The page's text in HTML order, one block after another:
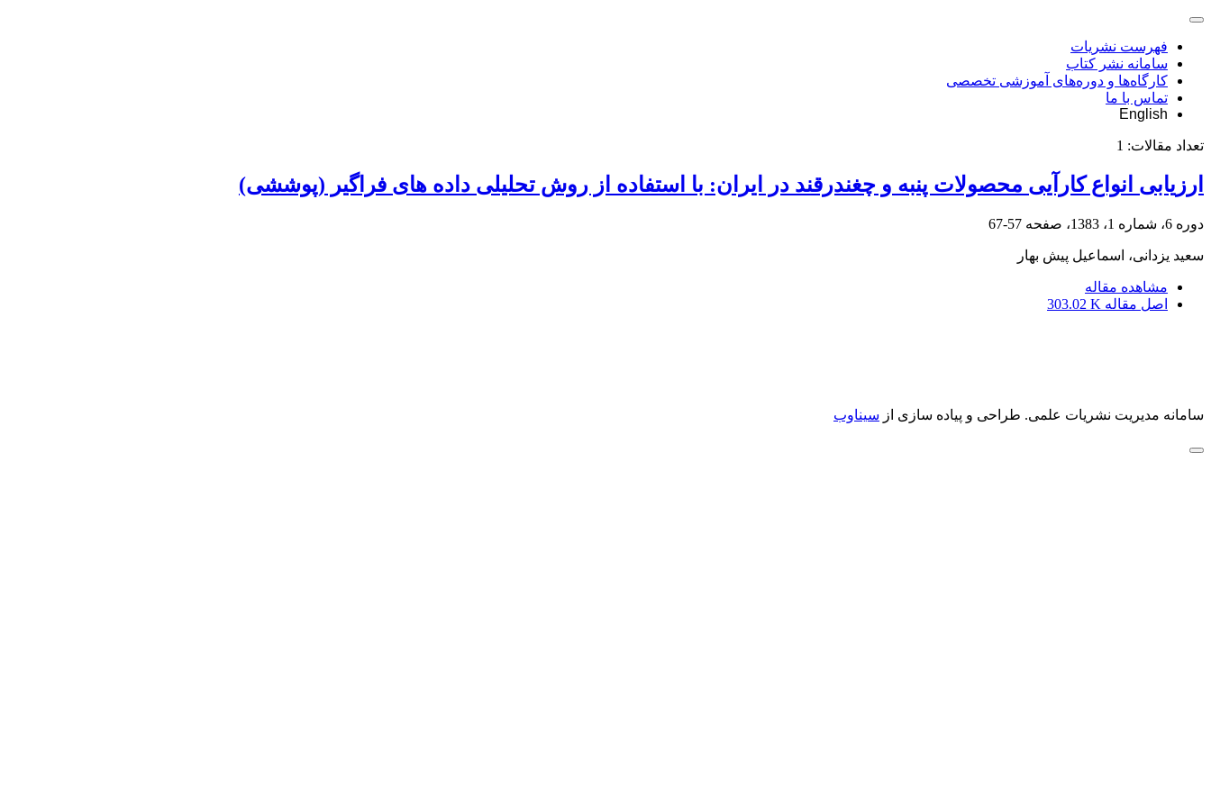
فهرست نشریات
سامانه نشر کتاب
کارگاه‌ها و دوره‌های آموزشی تخصصی
تماس با ما
English
تعداد مقالات: 1
ارزیابی انواع کارآیی محصولات پنبه و چغندرقند در ایران: با استفاده از روش تحلیلی داده های فراگیر (پوششی)
دوره 6، شماره 1، 1383، صفحه 57-67
سعید یزدانى، اسماعیل پیش بهار
مشاهده مقاله
اصل مقاله 303.02 K
سامانه مدیریت نشریات علمی. طراحی و پیاده سازی از سیناوب